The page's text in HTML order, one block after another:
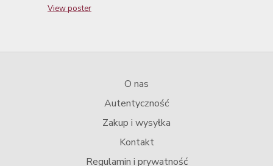
View poster
O nas
Autentyczność
Zakup i wysyłka
Kontakt
Regulamin i prywatność